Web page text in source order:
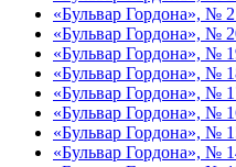
«Бульвар Гордона», №
«Бульвар Гордона», №
«Бульвар Гордона», №
«Бульвар Гордона», №
«Бульвар Гордона», №
«Бульвар Гордона», №
«Бульвар Гордона», №
«Бульвар Гордона», №